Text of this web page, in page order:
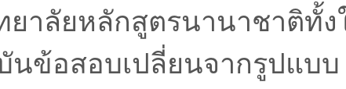
าลัยหลักสูตรนานาชาติทั้ง
นข้อสอบเปลี่ยนจากรูปแบบ